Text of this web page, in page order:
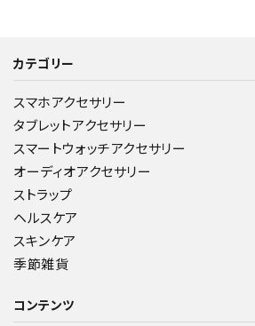
カテゴリー
スマホアクセサリー
タブレットアクセサリー
スマートウォッチアクセサリー
オーディオアクセサリー
ストラップ
ヘルスケア
スキンケア
季節雑貨
コンテンツ